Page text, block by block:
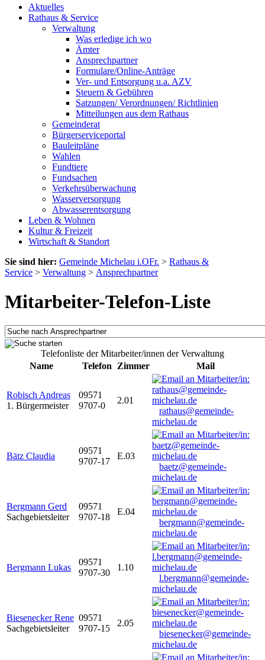
Aktuelles
Rathaus & Service
Verwaltung
Was erledige ich wo
Ämter
Ansprechpartner
Formulare/Online-Anträge
Ver- und Entsorgung u.a. AZV
Steuern & Gebühren
Satzungen/ Verordnungen/ Richtlinien
Mitteilungen aus dem Rathaus
Gemeinderat
Bürgerserviceportal
Bauleitpläne
Wahlen
Fundtiere
Fundsachen
Verkehrsüberwachung
Wasserversorgung
Abwasserentsorgung
Leben & Wohnen
Kultur & Freizeit
Wirtschaft & Standort
Sie sind hier: Gemeinde Michelau i.OFr. > Rathaus &
Service > Verwaltung > Ansprechpartner
Mitarbeiter-Telefon-Liste
Telefonliste der Mitarbeiter/innen der Verwaltung
Name
Telefon Zimmer Mail
Robisch Andreas
1. Bürgermeister
09571
9707-0
2.01
rathaus@gemeinde-
michelau.de
Bätz Claudia
09571
9707-17
E.03
baetz@gemeinde-
michelau.de
Bergmann Gerd
Sachgebietsleiter
09571
9707-18
E.04
bergmann@gemeinde-
michelau.de
Bergmann Lukas
09571
9707-30
1.10
l.bergmann@gemeinde-
michelau.de
Biesenecker Rene
Sachgebietsleiter
09571
9707-15
2.05
biesenecker@gemeinde-
michelau.de